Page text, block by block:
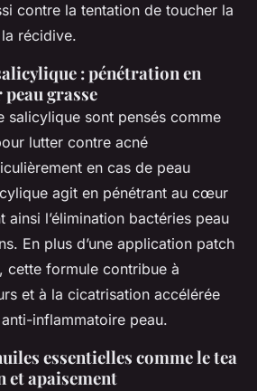
contre la tentation de toucher la
récidive.
: pénétration en
grasse
salicylique sont pensés comme
lutter contre acné
en cas de peau
agit en pénétrant au cœur
l’élimination bactéries peau
En plus d’une application patch
cette formule contribue à
et à la cicatrisation accélérée
inflammatoire peau.
essentielles comme le tea
et apaisement